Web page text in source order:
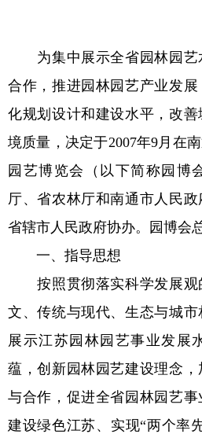
为集中展示全省园林园艺
合作，推进园林园艺产业发
化规划设计和建设水平，改
境质量，决定于2007年9月在
园艺博览会（以下简称园博
厅、省农林厅和南通市人民
省辖市人民政府协办。园博会
一、指导思想
按照贯彻落实科学发展观
文、传统与现代、生态与城
展示江苏园林园艺事业发展
蕴，创新园林园艺建设理念
与合作，促进全省园林园艺
建设绿色江苏、实现“两个率